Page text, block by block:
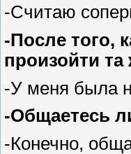
-Считаю
-После того,
произойти
-У меня была
-Общаетесь
-Конечно,